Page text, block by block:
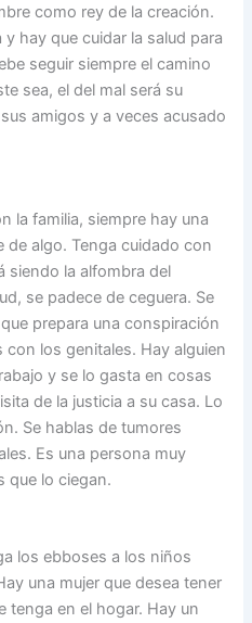
como rey de la creación.
hay que cuidar la salud para
seguir siempre el camino
sea, el del mal será su
amigos y a veces acusado
la familia, siempre hay una
de algo. Tenga cuidado con
siendo la alfombra del
se padece de ceguera. Se
prepara una conspiración
los genitales. Hay alguien
y se lo gasta en cosas
de la justicia a su casa. Lo
Se hablas de tumores
Es una persona muy
que lo ciegan.
los ebboses a los niños
una mujer que desea tener
tenga en el hogar. Hay un